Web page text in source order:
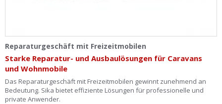
Reparaturgeschäft mit Freizeitmobilen
Starke Reparatur- und Ausbaulösungen für Caravans
und Wohnmobile
Das Reparaturgeschäft mit Freizeitmobilen gewinnt zunehmend an
Bedeutung. Sika bietet effiziente Lösungen für professionelle und
private Anwender.